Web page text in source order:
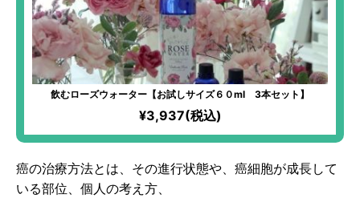
飲むローズウォーター【お試しサイズ６０ml 3本セット】
¥3,937(税込)
癌の治療方法とは、その進行状態や、癌細胞が成長して
いる部位、個人の考え方、